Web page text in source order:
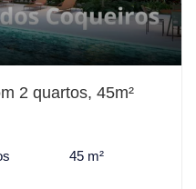
2 quartos, 45m²
45 m²